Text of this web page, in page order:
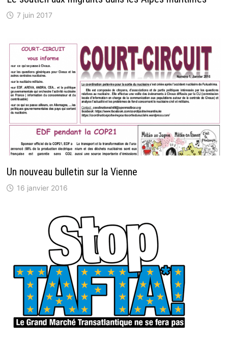
7 juin 2017
Un nouveau bulletin sur la Vienne
16 janvier 2016